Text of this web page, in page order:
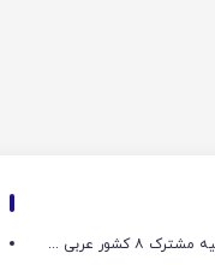
بیانیه مشترک ۸ کشور عربی و اسلامی: تجاوزات اسرائیل آتش‌بس غزه را تضعیف می‌کند